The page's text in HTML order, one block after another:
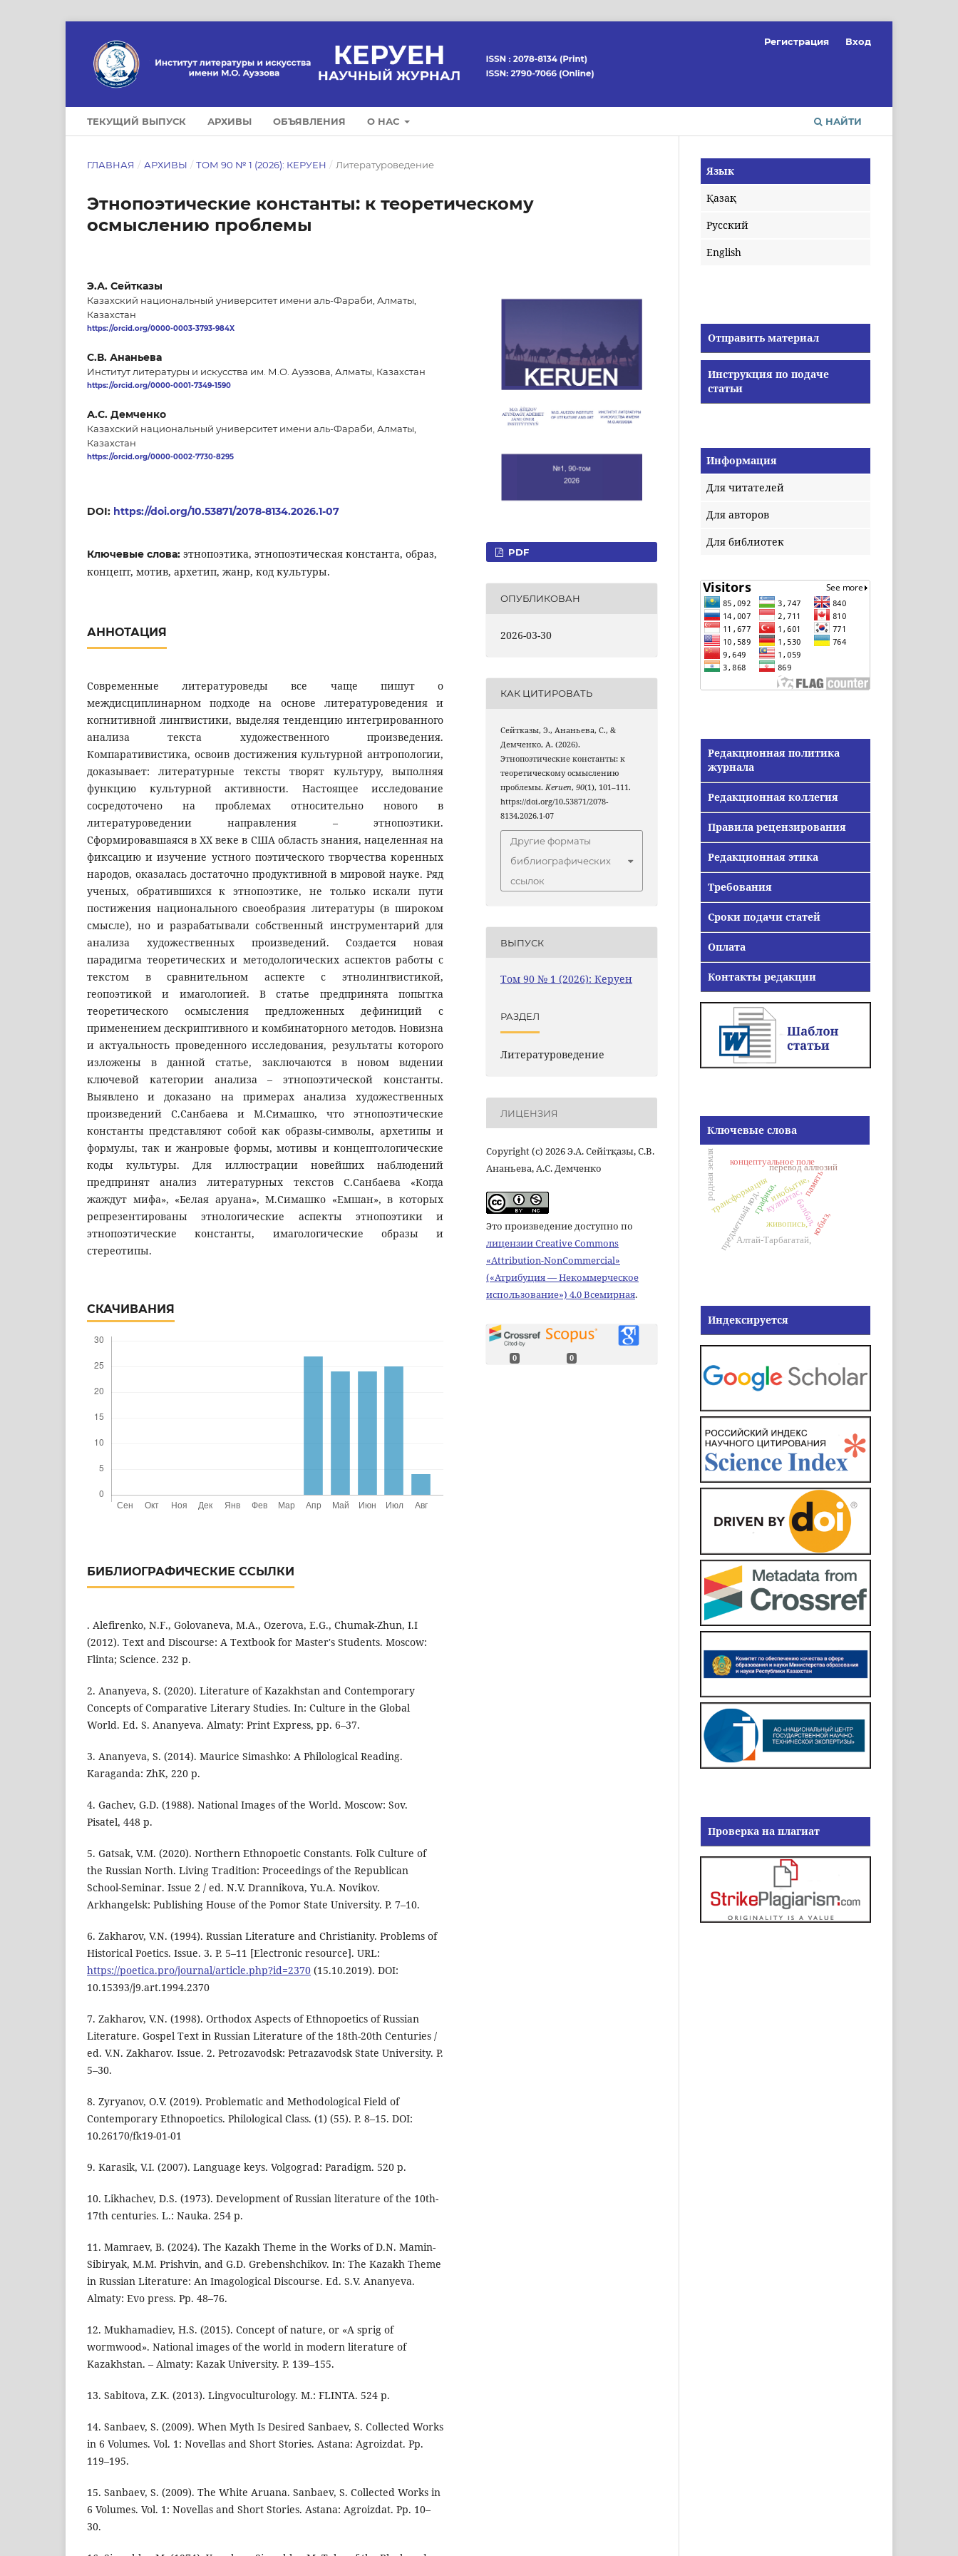
ТЕКУЩИЙ ВЫПУСК АРХИВЫ ОБЪЯВЛЕНИЯ О НАС НАЙТИ
Регистрация Вход
ГЛАВНАЯ / АРХИВЫ / ТОМ 90 № 1 (2026): КЕРУЕН / Литературоведение
Этнопоэтические константы: к теоретическому
осмыслению проблемы
Э.А. Сейтказы
Казахский национальный университет имени аль-Фараби, Алматы,
Казахстан
https://orcid.org/0000-0003-3793-984X
С.В. Ананьева
Институт литературы и искусства им. М.О. Ауэзова, Алматы, Казахстан
https://orcid.org/0000-0001-7349-1590
А.С. Демченко
Казахский национальный университет имени аль-Фараби, Алматы,
Казахстан
https://orcid.org/0000-0002-7730-8295
DOI: https://doi.org/10.53871/2078-8134.2026.1-07
Ключевые слова: этнопоэтика, этнопоэтическая константа, образ,
концепт, мотив, архетип, жанр, код культуры.
АННОТАЦИЯ
Современные литературоведы все чаще пишут о
междисциплинарном подходе на основе литературоведения и
когнитивной лингвистики, выделяя тенденцию интегрированного
анализа текста художественного произведения.
Компаративистика, освоив достижения культурной антропологии,
доказывает: литературные тексты творят культуру, выполняя
функцию культурной активности. Настоящее исследование
сосредоточено на проблемах относительно нового в
литературоведении направления – этнопоэтики.
Сформировавшаяся в ХХ веке в США область знания, нацеленная на
фиксацию и изучение устного поэтического творчества коренных
народов, оказалась достаточно продуктивной в мировой науке. Ряд
ученых, обратившихся к этнопоэтике, не только искали пути
постижения национального своеобразия литературы (в широком
смысле), но и разрабатывали собственный инструментарий для
анализа художественных произведений. Создается новая
парадигма теоретических и методологических аспектов работы с
текстом в сравнительном аспекте с этнолингвистикой,
геопоэтикой и имагологией. В статье предпринята попытка
теоретического осмысления предложенных дефиниций с
применением дескриптивного и комбинаторного методов. Новизна
и актуальность проведенного исследования, результаты которого
изложены в данной статье, заключаются в новом видении
ключевой категории анализа – этнопоэтической константы.
Выявлено и доказано на примерах анализа художественных
произведений С.Санбаева и М.Симашко, что этнопоэтические
константы представляют собой как образы-символы, архетипы и
формулы, так и жанровые формы, мотивы и концептологические
коды культуры. Для иллюстрации новейших наблюдений
предпринят анализ литературных текстов С.Санбаева «Когда
жаждут мифа», «Белая аруана», М.Симашко «Емшан», в которых
репрезентированы этнологические аспекты этнопоэтики и
этнопоэтические константы, имагологические образы и
стереотипы.
СКАЧИВАНИЯ
БИБЛИОГРАФИЧЕСКИЕ ССЫЛКИ
. Alefirenko, N.F., Golovaneva, M.A., Ozerova, E.G., Chumak-Zhun, I.I
(2012). Text and Discourse: A Textbook for Master's Students. Moscow:
Flinta; Science. 232 p.
2. Ananyeva, S. (2020). Literature of Kazakhstan and Contemporary
Concepts of Comparative Literary Studies. In: Culture in the Global
World. Ed. S. Ananyeva. Almaty: Print Express, pp. 6–37.
3. Ananyeva, S. (2014). Maurice Simashko: A Philological Reading.
Karaganda: ZhK, 220 р.
4. Gachev, G.D. (1988). National Images of the World. Moscow: Sov.
Pisatel, 448 p.
5. Gatsak, V.M. (2020). Northern Ethnopoetic Constants. Folk Culture of
the Russian North. Living Tradition: Proceedings of the Republican
School-Seminar. Issue 2 / ed. N.V. Drannikova, Yu.A. Novikov.
Arkhangelsk: Publishing House of the Pomor State University. P. 7–10.
6. Zakharov, V.N. (1994). Russian Literature and Christianity. Problems of
Historical Poetics. Issue. 3. P. 5–11 [Electronic resource]. URL:
https://poetica.pro/journal/article.php?id=2370 (15.10.2019). DOI:
10.15393/j9.art.1994.2370
7. Zakharov, V.N. (1998). Orthodox Aspects of Ethnopoetics of Russian
Literature. Gospel Text in Russian Literature of the 18th-20th Centuries /
ed. V.N. Zakharov. Issue. 2. Petrozavodsk: Petrazavodsk State University. P.
5–30.
8. Zyryanov, O.V. (2019). Problematic and Methodological Field of
Contemporary Ethnopoetics. Philological Class. (1) (55). P. 8–15. DOI:
10.26170/fk19-01-01
9. Karasik, V.I. (2007). Language keys. Volgograd: Paradigm. 520 p.
10. Likhachev, D.S. (1973). Development of Russian literature of the 10th-
17th centuries. L.: Nauka. 254 p.
11. Mamraev, B. (2024). The Kazakh Theme in the Works of D.N. Mamin-
Sibiryak, M.M. Prishvin, and G.D. Grebenshchikov. In: The Kazakh Theme
in Russian Literature: An Imagological Discourse. Ed. S.V. Ananyeva.
Almaty: Evo press. Рp. 48–76.
12. Mukhamadiev, H.S. (2015). Concept of nature, or «A sprig of
wormwood». National images of the world in modern literature of
Kazakhstan. – Almaty: Kazak University. P. 139–155.
13. Sabitova, Z.K. (2013). Lingvoculturology. M.: FLINTA. 524 p.
14. Sanbaev, S. (2009). When Myth Is Desired Sanbaev, S. Collected Works
in 6 Volumes. Vol. 1: Novellas and Short Stories. Astana: Agroizdat. Рp.
119–195.
15. Sanbaev, S. (2009). The White Aruana. Sanbaev, S. Collected Works in
6 Volumes. Vol. 1: Novellas and Short Stories. Astana: Agroizdat. Рp. 10–
30.
PDF
ОПУБЛИКОВАН
2026-03-30
КАК ЦИТИРОВАТЬ
Сейтказы, Э., Ананьева, С., &
Демченко, А. (2026).
Этнопоэтические константы: к
теоретическому осмыслению
проблемы.Keruen,90(1), 101–111.
https://doi.org/10.53871/2078-
8134.2026.1-07
Другие форматы
библиографических
ссылок
ВЫПУСК
Том 90 № 1 (2026): Керуен
РАЗДЕЛ
Литературоведение
ЛИЦЕНЗИЯ
Copyright (c) 2026 Э.А. Сейітқазы, С.В.
Ананьева, А.С. Демченко
Это произведение доступно по
лицензии Creative Commons
«Attribution-NonCommercial»
(«Атрибуция — Некоммерческое
использование») 4.0 Всемирная.
0 0
Язык
Қазақ
Русский
English
Отправить материал
Инструкция по подаче
статьи
Информация
Для читателей
Для авторов
Для библиотек
Редакционная политика
журнала
Редакционная коллегия
Правила рецензирования
Редакционная этика
Требования
Сроки подачи статей
Оплата
Контакты редакции
Ключевые слова
живопись,
графика,
кобыз,
балбал,
кулпытас,
предметный код,
инобытие,память
перевод аллюзий
трансформация
Алтай-Тарбагатай,
концептуальное поле
родная земля
Индексируется
Проверка на плагиат